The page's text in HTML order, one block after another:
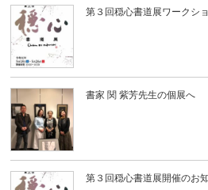
第３回穏心書道展ワークシ
書家 関 紫芳先生の個展へ
第３回穏心書道展開催のお